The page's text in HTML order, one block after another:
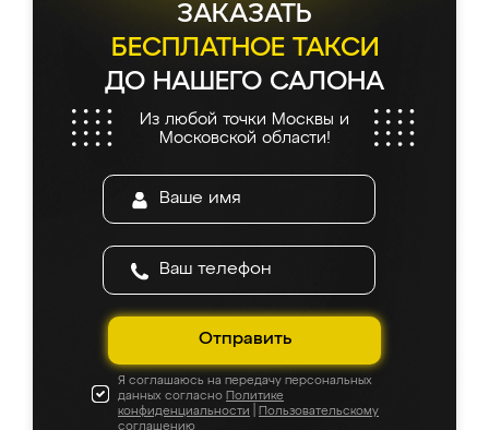
ЗАКАЗАТЬ
БЕСПЛАТНОЕ ТАКСИ
ДО НАШЕГО САЛОНА
Из любой точки Москвы и
Московской области!
Отправить
Я соглашаюсь на передачу персональных
данных согласно Политике
конфиденциальности
Пользовательскому
соглашению